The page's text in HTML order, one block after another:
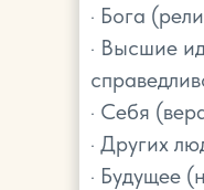
· Бога
· Высшие
· Себя
· Других
· Будущее